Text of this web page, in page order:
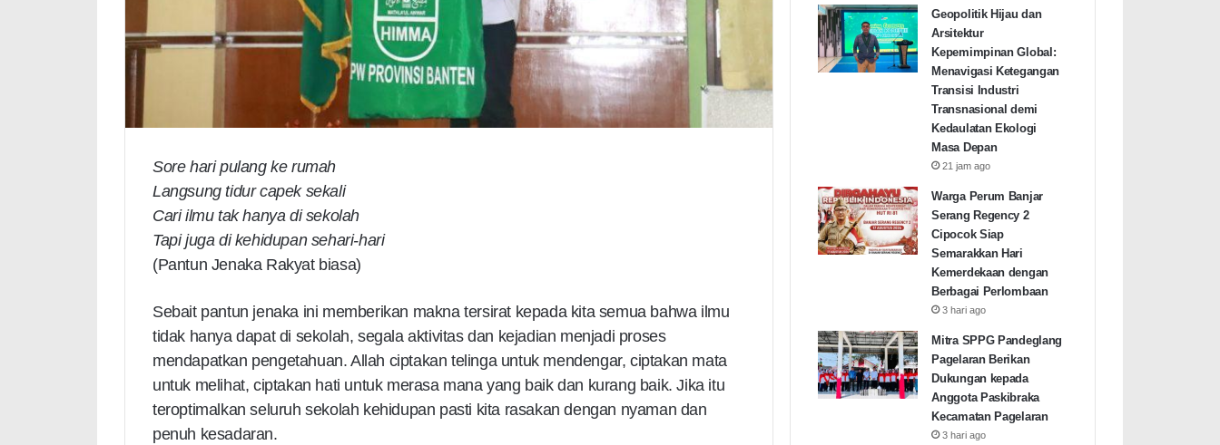
Sore hari pulang ke rumah
Langsung tidur capek sekali
Cari ilmu tak hanya di sekolah
Tapi juga di kehidupan sehari-hari
(Pantun Jenaka Rakyat biasa)
Sebait pantun jenaka ini memberikan makna tersirat kepada kita semua bahwa ilmu
tidak hanya dapat di sekolah, segala aktivitas dan kejadian menjadi proses
mendapatkan pengetahuan. Allah ciptakan telinga untuk mendengar, ciptakan mata
untuk melihat, ciptakan hati untuk merasa mana yang baik dan kurang baik. Jika itu
teroptimalkan seluruh sekolah kehidupan pasti kita rasakan dengan nyaman dan
penuh kesadaran.
Geopolitik Hijau dan
Arsitektur
Kepemimpinan Global:
Menavigasi Ketegangan
Transisi Industri
Transnasional demi
Kedaulatan Ekologi
Masa Depan
21 jam ago
Warga Perum Banjar
Serang Regency 2
Cipocok Siap
Semarakkan Hari
Kemerdekaan dengan
Berbagai Perlombaan
3 hari ago
Mitra SPPG Pandeglang
Pagelaran Berikan
Dukungan kepada
Anggota Paskibraka
Kecamatan Pagelaran
3 hari ago